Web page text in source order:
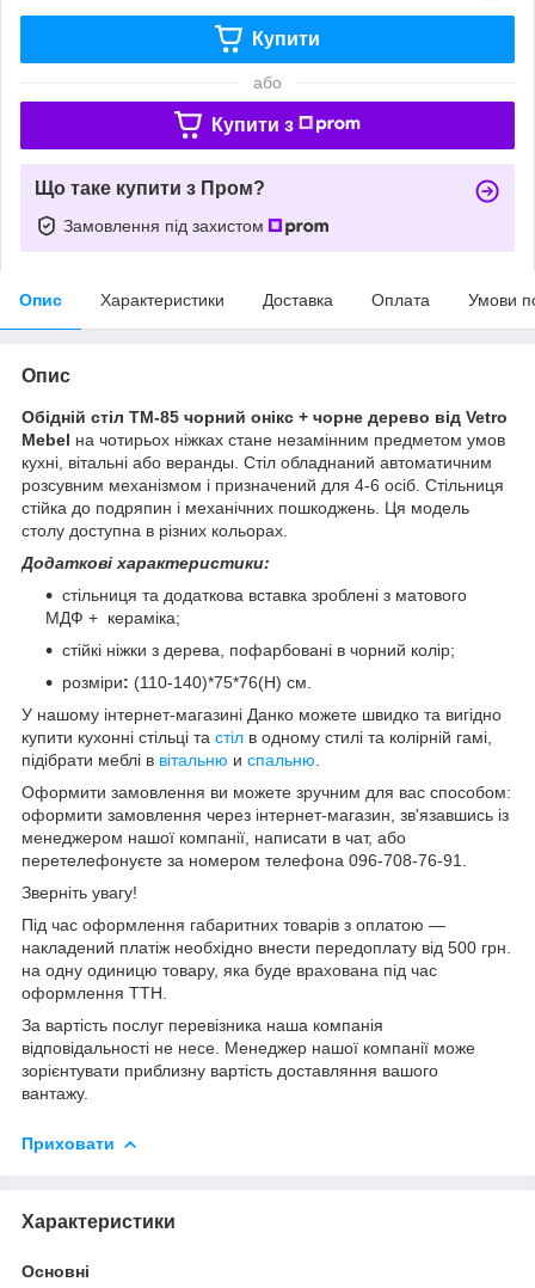
Купити
або
Купити з
Що таке купити з Пром?
Замовлення під захистом
Опис Характеристики Доставка Оплата Умови
Опис
Обідній стіл TM-85 чорний онікс + чорне дерево від Vetro
Mebel на чотирьох ніжках стане незамінним предметом умов
кухні, вітальні або веранды. Стіл обладнаний автоматичним
розсувним механізмом і призначений для 4-6 осіб. Стільниця
стійка до подряпин і механічних пошкоджень. Ця модель
столу доступна в різних кольорах.
Додаткові характеристики:
стільниця та додаткова вставка зроблені з матового
МДФ + кераміка;
стійкі ніжки з дерева, пофарбовані в чорний колір;
розміри: (110-140)*75*76(Н) см.
У нашому інтернет-магазині Данко можете швидко та вигідно
купити кухонні стільці та стіл в одному стилі та колірній гамі,
підібрати меблі в вітальню и спальню
Оформити замовлення ви можете зручним для вас способом:
оформити замовлення через інтернет-магазин, зв'язавшись із
менеджером нашої компанії, написати в чат, або
перетелефонуєте за номером телефона 096-708-76-91.
Зверніть увагу!
Під час оформлення габаритних товарів з оплатою —
накладений платіж необхідно внести передоплату від 500 грн.
на одну одиницю товару, яка буде врахована під час
оформлення ТТН.
За вартість послуг перевізника наша компанія
відповідальності не несе. Менеджер нашої компанії може
зорієнтувати приблизну вартість доставляння вашого
вантажу.
Приховати
Характеристики
Основні